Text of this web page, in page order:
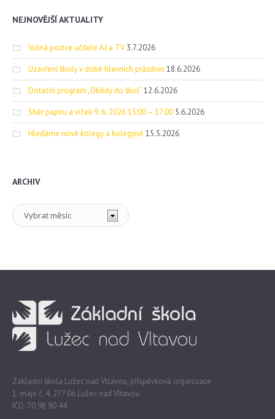
NEJNOVĚJŠÍ AKTUALITY
Volná pozice učitele AJ a TV 3.7.2026
Uzavření školy v době hlavních prázdnin 18.6.2026
Dotační program „Obědy do škol“12.6.2026
Sběr papíru a víček 9. 6. 2026 15:00 – 17:00 5.6.2026
Hledáme nové kolegy a kolegyně 15.5.2026
ARCHIV
Archiv
Základní škola Lužec nad Vltavou, příspěvková organizace
1. máje č. 4, 277 06 Lužec nad Vltavou
IČO: 70 98 90 44